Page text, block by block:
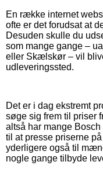
En række internet
ofte er det forudsat at
Desuden skulle du
som mange gange –
eller Skælskør – vil
udleveringssted.
Det er i dag ekstremt
søge sig frem til priser
altså har mange
til at presse priserne
yderligere også til
nogle gange tilbyde